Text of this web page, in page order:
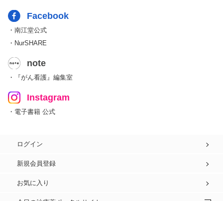
Facebook
・南江堂公式
・NurSHARE
note
・『がん看護』編集室
Instagram
・電子書籍 公式
ログイン
新規会員登録
お気に入り